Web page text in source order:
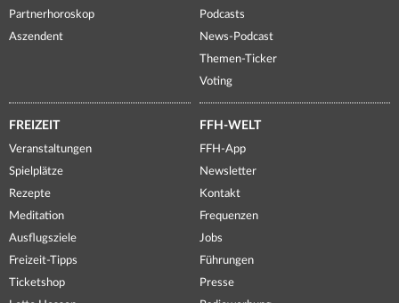
Partnerhoroskop
Aszendent
Podcasts
News-Podcast
Themen-Ticker
Voting
FREIZEIT
Veranstaltungen
Spielplätze
Rezepte
Meditation
Ausflugsziele
Freizeit-Tipps
Ticketshop
FFH-WELT
FFH-App
Newsletter
Kontakt
Frequenzen
Jobs
Führungen
Presse